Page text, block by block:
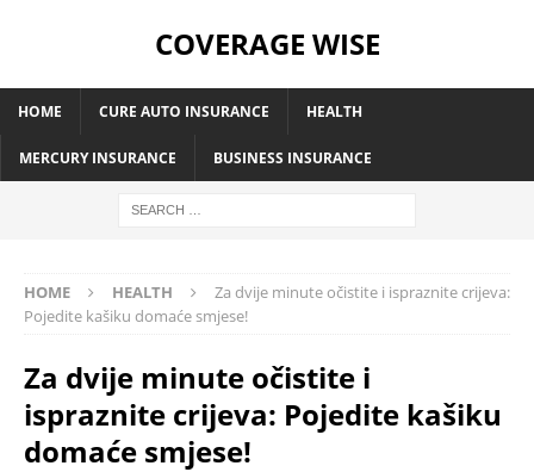
COVERAGE WISE
HOME CURE AUTO INSURANCE HEALTH
MERCURY INSURANCE BUSINESS INSURANCE
HOME HEALTH
Za dvije minute očistite i ispraznite crijeva:
Pojedite kašiku domaće smjese!
Za dvije minute očistite i
ispraznite crijeva: Pojedite kašiku
domaće smjese!